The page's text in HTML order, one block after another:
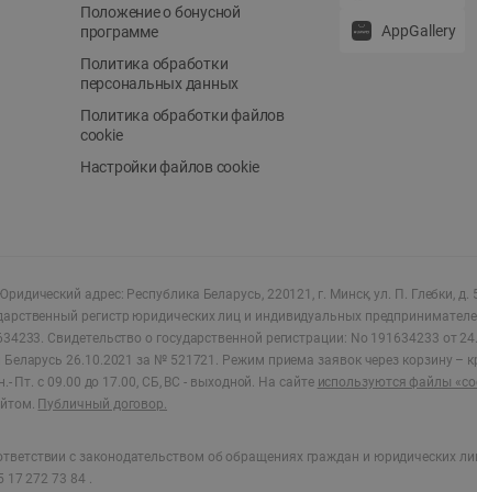
Положение о бонусной
программе
Политика обработки
персональных данных
Политика обработки файлов
cookie
Настройки файлов cookie
AppGallery
Юридический адрес: Республика Беларусь, 220121, г. Минск, ул. П. Глебки, д.
регистр юридических лиц и индивидуальных
Свидетельство о государственной регистрации: No 191634233 от
26.10.2021 за № 521721. Режим приема заявок через корзину –
Пт. с 09.00 до 17.00, СБ, ВС - выходной. На сайте используются файлы
Публичный договор.
с законодательством об обращениях граждан и юридических
17 272 73 84 .